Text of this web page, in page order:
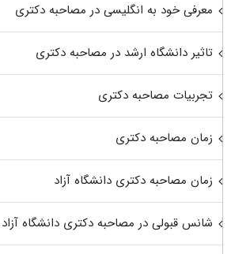
معرفی خود به انگلیسی در مصاحبه دکتری
تاثیر دانشگاه ارشد در مصاحبه دکتری
تجربیات مصاحبه دکتری
زمان مصاحبه دکتری
زمان مصاحبه دکتری دانشگاه آزاد
شانس قبولی در مصاحبه دکتری دانشگاه آزاد